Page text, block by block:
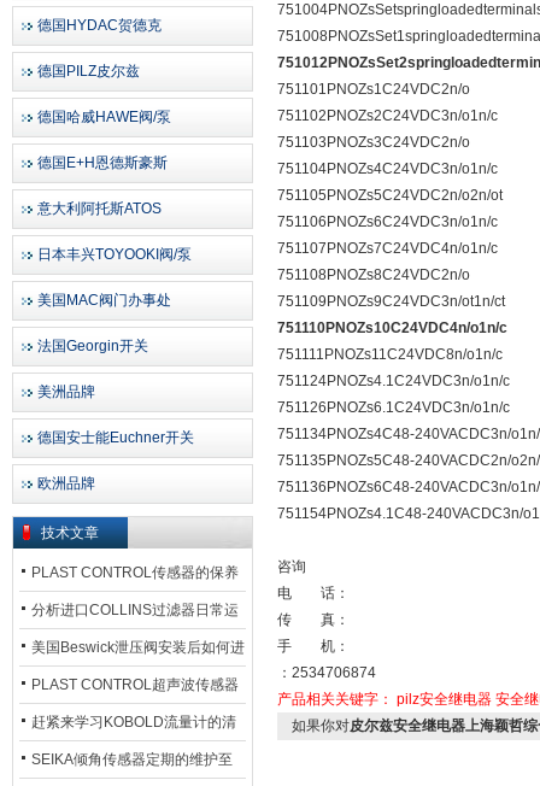
德国HYDAC贺德克
德国PILZ皮尔兹
德国哈威HAWE阀/泵
德国E+H恩德斯豪斯
意大利阿托斯ATOS
日本丰兴TOYOOKI阀/泵
美国MAC阀门办事处
法国Georgin开关
美洲品牌
德国安士能Euchner开关
欧洲品牌
技术文章
PLAST CONTROL传感器的保养
方法
分析进口COLLINS过滤器日常运
行排污步骤
美国Beswick泄压阀安装后如何进
行调试?
PLAST CONTROL超声波传感器
工作原理了解吗？
赶紧来学习KOBOLD流量计的清
洗流程吧
SEIKA倾角传感器定期的维护至
751101PNOZs1C24VDC2n/o
751102PNOZs2C24VDC3n/o1n/c
751103PNOZs3C24VDC2n/o
751104PNOZs4C24VDC3n/o1n/c
751105PNOZs5C24VDC2n/o2n/ot
751106PNOZs6C24VDC3n/o1n/c
751107PNOZs7C24VDC4n/o1n/c
751108PNOZs8C24VDC2n/o
751109PNOZs9C24VDC3n/ot1n/ct
751110PNOZs10C24VDC4n/o1n/c
751111PNOZs11C24VDC8n/o1n/c
751124PNOZs4.1C24VDC3n/o1n/c
751126PNOZs6.1C24VDC3n/o1n/c
751134PNOZs4C48-240VACDC3n/
751135PNOZs5C48-240VACDC2n/
751136PNOZs6C48-240VACDC3n/
751154PNOZs4.1C48-240VACDC3n/
咨询
电 话：
传 真：
手 机：
：2534706874
产品相关关键字： pilz安全继电器 安全
如果你对皮尔兹安全继电器上海颖哲